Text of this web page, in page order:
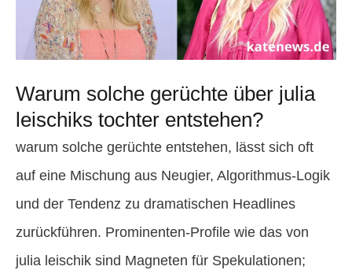
Warum solche gerüchte über julia
leischiks tochter entstehen?
warum solche gerüchte entstehen, lässt sich oft
auf eine Mischung aus Neugier, Algorithmus-Logik
und der Tendenz zu dramatischen Headlines
zurückführen. Prominenten-Profile wie das von
julia leischik sind Magneten für Spekulationen;